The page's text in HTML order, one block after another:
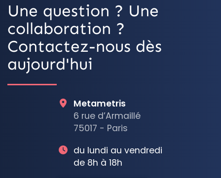
Une question ? Une
collaboration ?
Contactez-nous dès
aujourd'hui
Metametris
6 rue d’Armaillé
75017 - Paris
du lundi au vendredi
de 8h à 18h